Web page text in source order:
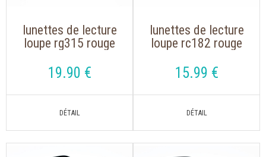
lunettes de lecture
loupe rg315 rouge
19.90 €
lunettes de lecture
loupe rc182 rouge
15.99 €